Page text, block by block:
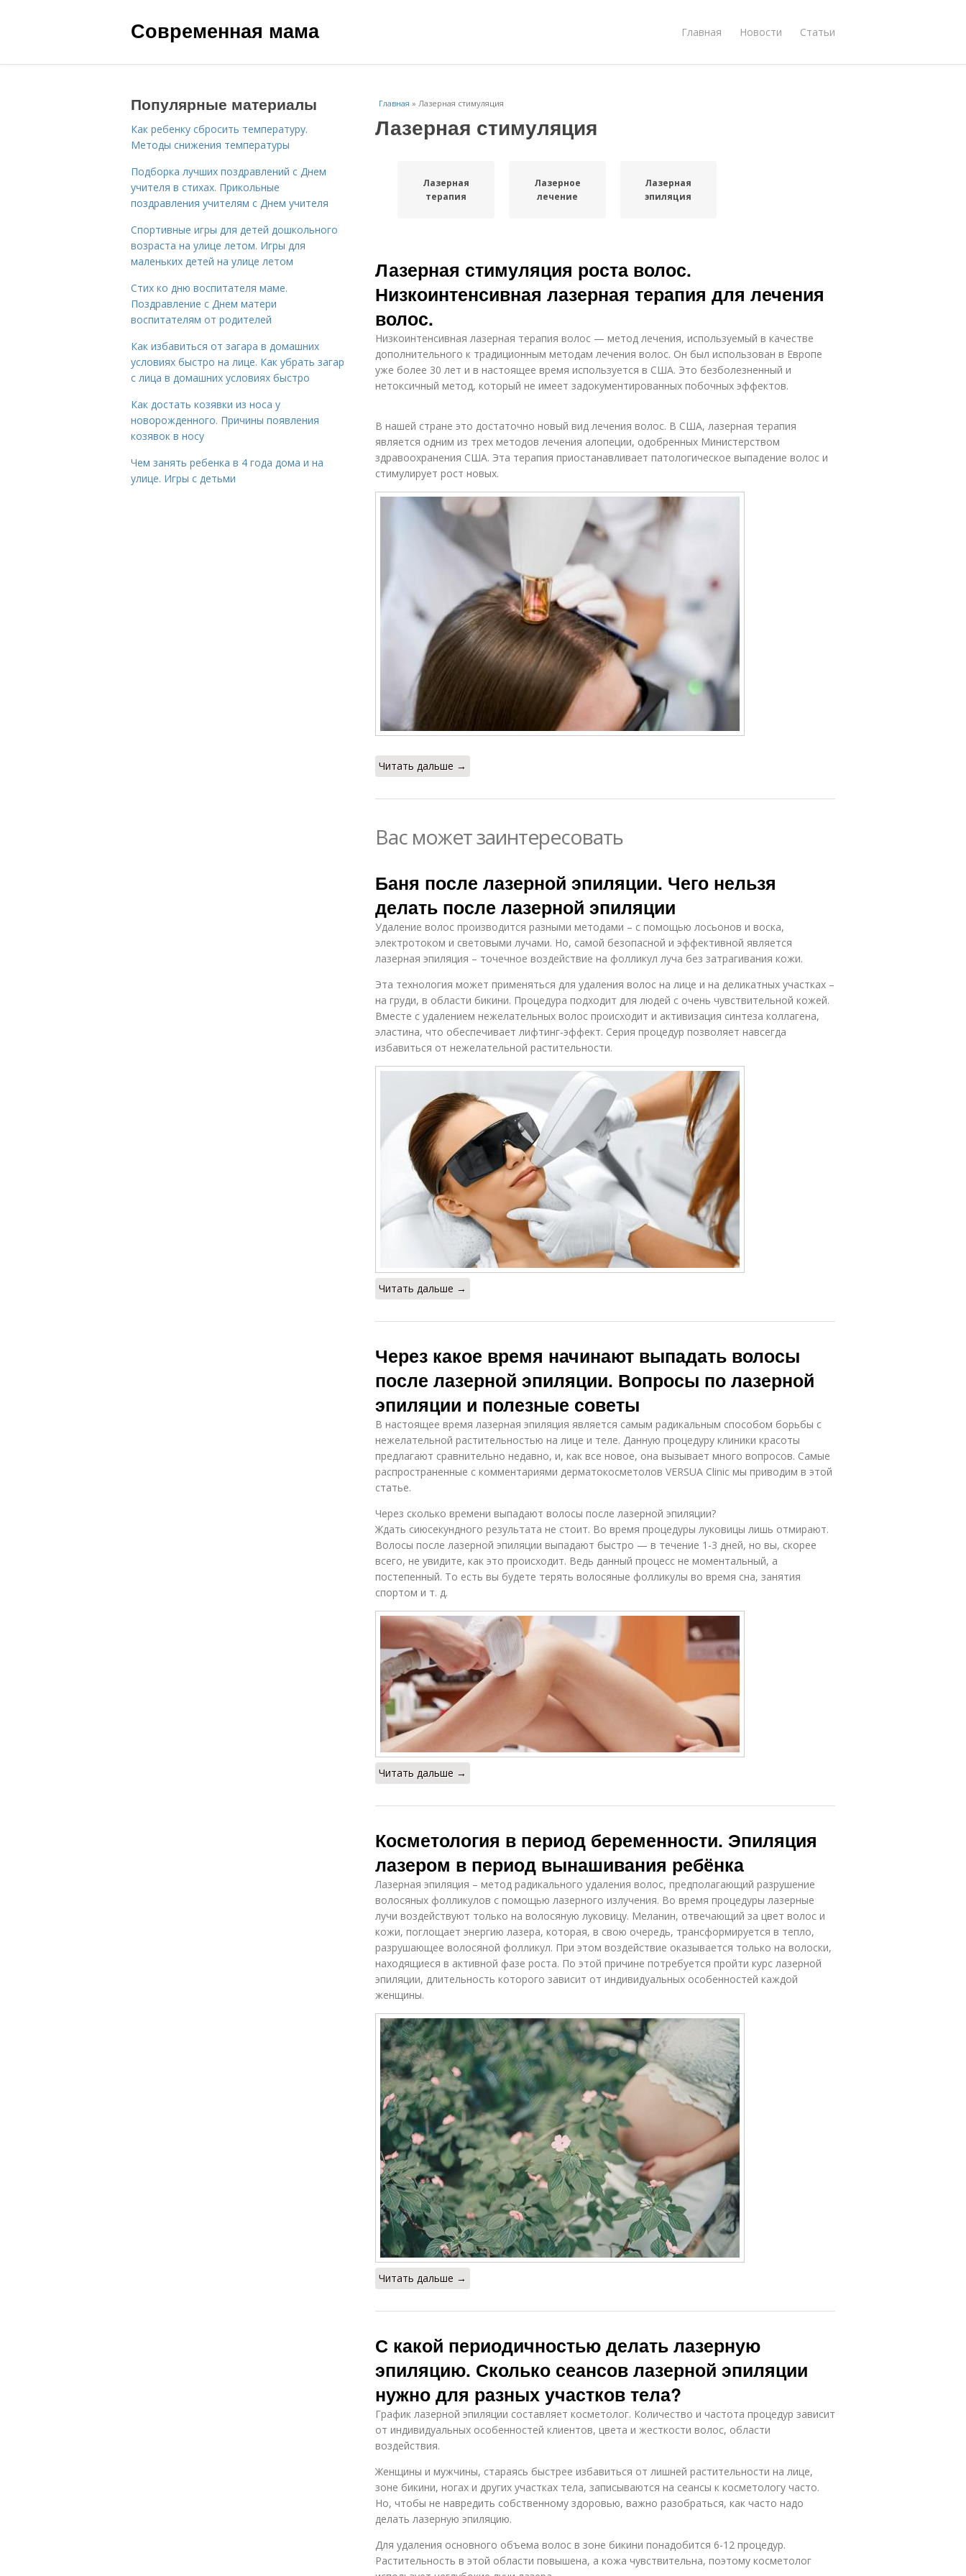
Современная мама Главная Новости Статьи
Главная » Лазерная стимуляция
Лазерная стимуляция
Лазерная
терапия
Лазерное
лечение
Лазерная
эпиляция
Лазерная стимуляция роста волос.
Низкоинтенсивная лазерная терапия для лечения
волос.
Низкоинтенсивная лазерная терапия волос — метод лечения, используемый в качестве
дополнительного к традиционным методам лечения волос. Он был использован в Европе
уже более 30 лет и в настоящее время используется в США. Это безболезненный и
нетоксичный метод, который не имеет задокументированных побочных эффектов.
В нашей стране это достаточно новый вид лечения волос. В США, лазерная терапия
является одним из трех методов лечения алопеции, одобренных Министерством
здравоохранения США. Эта терапия приостанавливает патологическое выпадение волос и
стимулирует рост новых.
Читать дальше →
Вас может заинтересовать
Баня после лазерной эпиляции. Чего нельзя
делать после лазерной эпиляции
Удаление волос производится разными методами – с помощью лосьонов и воска,
электротоком и световыми лучами. Но, самой безопасной и эффективной является
лазерная эпиляция – точечное воздействие на фолликул луча без затрагивания кожи.
Эта технология может применяться для удаления волос на лице и на деликатных участках –
на груди, в области бикини. Процедура подходит для людей с очень чувствительной кожей.
Вместе с удалением нежелательных волос происходит и активизация синтеза коллагена,
эластина, что обеспечивает лифтинг-эффект. Серия процедур позволяет навсегда
избавиться от нежелательной растительности.
Читать дальше →
Через какое время начинают выпадать волосы
после лазерной эпиляции. Вопросы по лазерной
эпиляции и полезные советы
В настоящее время лазерная эпиляция является самым радикальным способом борьбы с
нежелательной растительностью на лице и теле. Данную процедуру клиники красоты
предлагают сравнительно недавно, и, как все новое, она вызывает много вопросов. Самые
распространенные с комментариями дерматокосметолов VERSUA Clinic мы приводим в этой
статье.
Через сколько времени выпадают волосы после лазерной эпиляции?
Ждать сиюсекундного результата не стоит. Во время процедуры луковицы лишь отмирают.
Волосы после лазерной эпиляции выпадают быстро — в течение 1-3 дней, но вы, скорее
всего, не увидите, как это происходит. Ведь данный процесс не моментальный, а
постепенный. То есть вы будете терять волосяные фолликулы во время сна, занятия
спортом и т. д.
Читать дальше →
Косметология в период беременности. Эпиляция
лазером в период вынашивания ребёнка
Лазерная эпиляция – метод радикального удаления волос, предполагающий разрушение
волосяных фолликулов с помощью лазерного излучения. Во время процедуры лазерные
лучи воздействуют только на волосяную луковицу. Меланин, отвечающий за цвет волос и
кожи, поглощает энергию лазера, которая, в свою очередь, трансформируется в тепло,
разрушающее волосяной фолликул. При этом воздействие оказывается только на волоски,
находящиеся в активной фазе роста. По этой причине потребуется пройти курс лазерной
эпиляции, длительность которого зависит от индивидуальных особенностей каждой
женщины.
Читать дальше →
С какой периодичностью делать лазерную
эпиляцию. Сколько сеансов лазерной эпиляции
нужно для разных участков тела?
График лазерной эпиляции составляет косметолог. Количество и частота процедур зависит
от индивидуальных особенностей клиентов, цвета и жесткости волос, области
воздействия.
Женщины и мужчины, стараясь быстрее избавиться от лишней растительности на лице,
зоне бикини, ногах и других участках тела, записываются на сеансы к косметологу часто.
Но, чтобы не навредить собственному здоровью, важно разобраться, как часто надо
делать лазерную эпиляцию.
Для удаления основного объема волос в зоне бикини понадобится 6-12 процедур.
Растительность в этой области повышена, а кожа чувствительна, поэтому косметолог
Популярные материалы
Как ребенку сбросить температуру.
Методы снижения температуры
Подборка лучших поздравлений с Днем
учителя в стихах. Прикольные
поздравления учителям с Днем учителя
Спортивные игры для детей дошкольного
возраста на улице летом. Игры для
маленьких детей на улице летом
Стих ко дню воспитателя маме.
Поздравление с Днем матери
воспитателям от родителей
Как избавиться от загара в домашних
условиях быстро на лице. Как убрать загар
с лица в домашних условиях быстро
Как достать козявки из носа у
новорожденного. Причины появления
козявок в носу
Чем занять ребенка в 4 года дома и на
улице. Игры с детьми